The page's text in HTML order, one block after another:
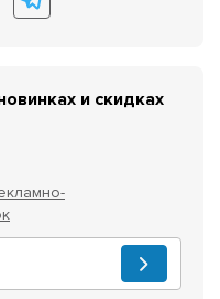
и скидках